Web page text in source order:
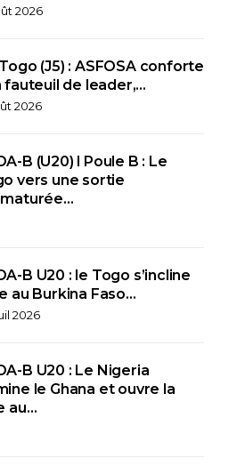
2026
(J5) : ASFOSA conforte
fauteuil de leader,…
2026
B (U20) l Poule B : Le
vers une sortie
B U20 : le Togo s’incline
au Burkina Faso…
2026
B U20 : Le Nigeria
le Ghana et ouvre la
au…